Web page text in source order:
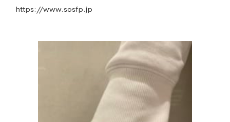
https://www.sosfp.jp